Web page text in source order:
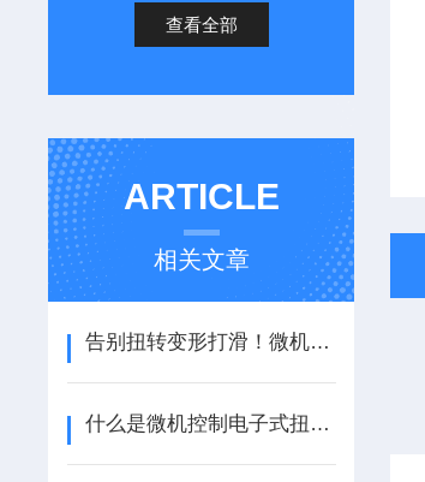
查看全部
ARTICLE
相关文章
告别扭转变形打滑！微机控制电子式扭转试验机精准捕捉屈服扭矩
什么是微机控制电子式扭转试验机？